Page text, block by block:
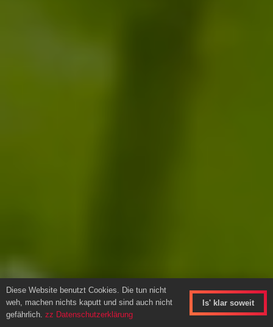
Diese Website benutzt Cookies. Die tun nicht
weh, machen nichts kaputt und sind auch nicht
gefährlich. zz Datenschutzerklärung
Is' klar soweit